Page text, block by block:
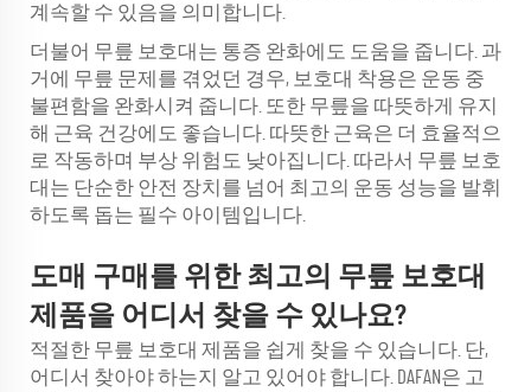
계속할 수 있음을 의미합니다.
더불어 무릎 보호대는 통증 완화에도 도움을 줍니다. 과
거에 무릎 문제를 겪었던 경우, 보호대 착용은 운동 중
불편함을 완화시켜 줍니다. 또한 무릎을 따뜻하게 유지
해 근육 건강에도 좋습니다. 따뜻한 근육은 더 효율적으
로 작동하며 부상 위험도 낮아집니다. 따라서 무릎 보호
대는 단순한 안전 장치를 넘어 최고의 운동 성능을 발휘
하도록 돕는 필수 아이템입니다.
도매 구매를 위한 최고의 무릎 보호대
제품을 어디서 찾을 수 있나요?
적절한 무릎 보호대 제품을 쉽게 찾을 수 있습니다. 단,
어디서 찾아야 하는지 알고 있어야 합니다. DAFAN은 고